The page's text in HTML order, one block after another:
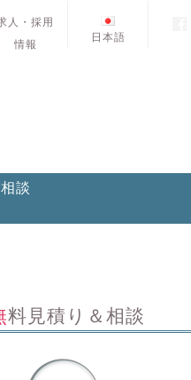
人・採用
情報
日本語
談
無料見積り＆相談